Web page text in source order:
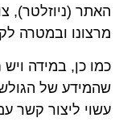
האתר (ניוזלטר),
מרצונו ובמטרה
כמו כן, במידה
שהמידע של
עשוי ליצור קשר